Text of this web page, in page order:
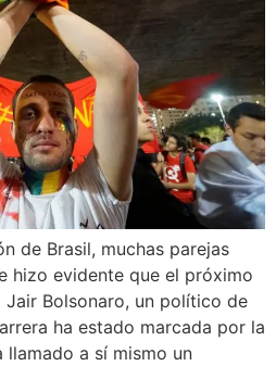
de Brasil, muchas parejas
hizo evidente que el próximo
Bolsonaro, un político de
ha estado marcada por la
a sí mismo un